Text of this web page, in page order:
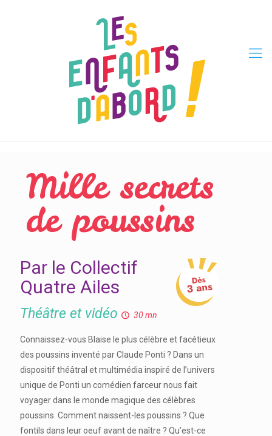
Mille secrets
de poussins
Par le Collectif
Quatre Ailes
Théâtre et vidéo 30 mn
Connaissez-vous Blaise le plus célèbre et facétieux
des poussins inventé par Claude Ponti ? Dans un
dispositif théâtral et multimédia inspiré de l’univers
unique de Ponti un comédien farceur nous fait
voyager dans le monde magique des célèbres
poussins. Comment naissent-les poussins ? Que
fontils dans leur oeuf avant de naître ? Qu’est-ce